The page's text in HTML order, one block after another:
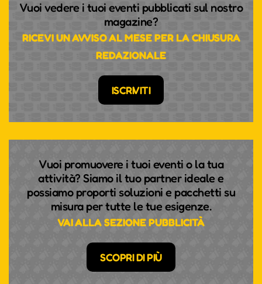
Vuoi vedere i tuoi eventi pubblicati sul nostro
magazine?
RICEVI UN AVVISO AL MESE PER LA CHIUSURA
REDAZIONALE
ISCRIVITI
Vuoi promuovere i tuoi eventi o la tua
attività? Siamo il tuo partner ideale e
possiamo proporti soluzioni e pacchetti su
misura per tutte le tue esigenze.
VAI ALLA SEZIONE PUBBLICITÀ
SCOPRI DI PIÙ